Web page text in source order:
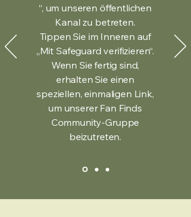
“, um unseren öffentlichen
Kanal zu betreten.
Tippen Sie im Inneren auf
„Mit Safeguard verifizieren“.
Wenn Sie fertig sind,
erhalten Sie einen
speziellen, einmaligen Link,
um unserer Fan Finds
Community-Gruppe
beizutreten.